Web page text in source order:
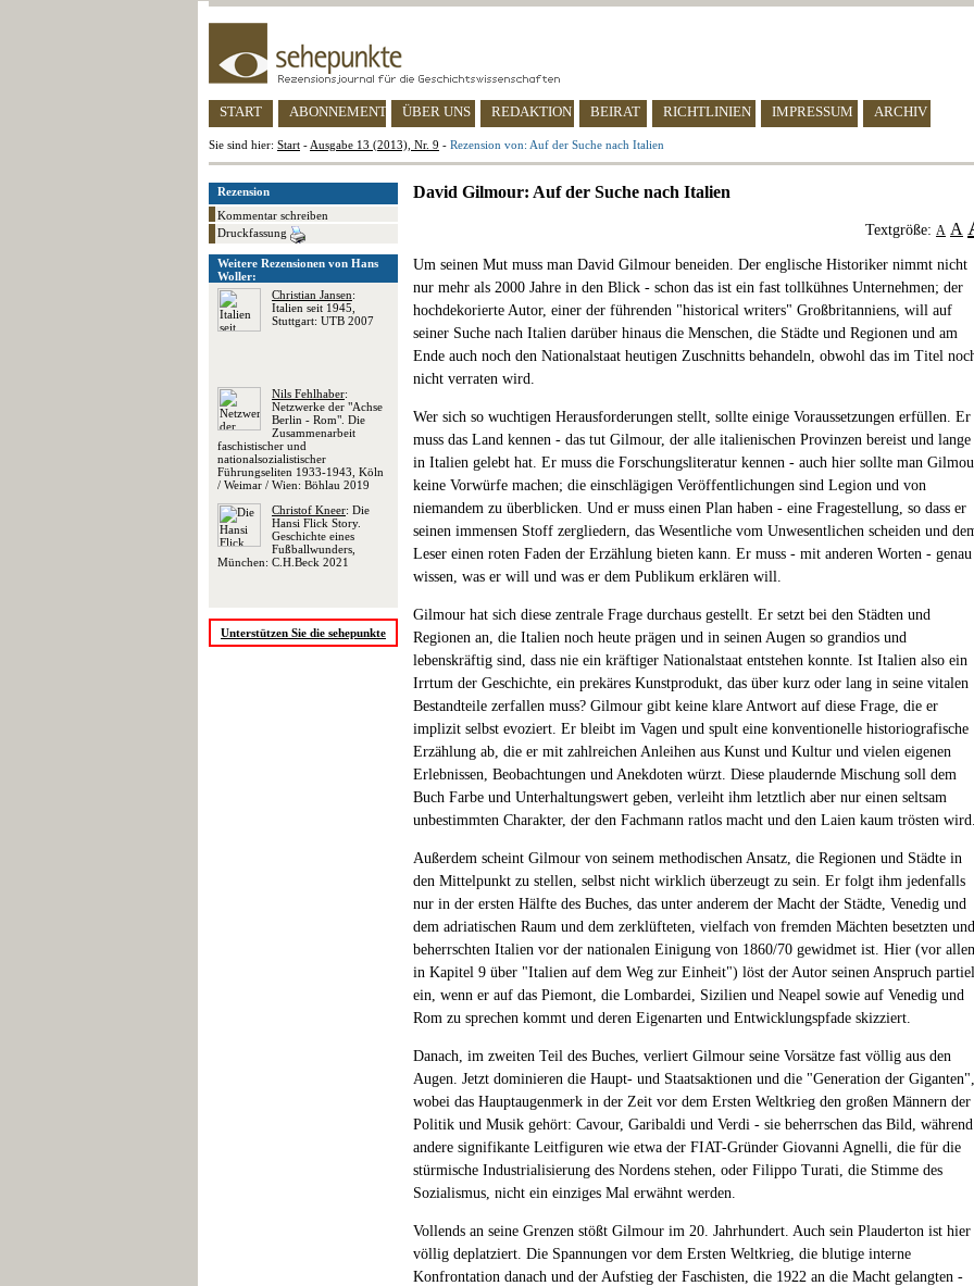
START ABONNEMENT ÜBER UNS REDAKTION BEIRAT RICHTLINIEN IMPRESSUM ARCHIV
Sie sind hier: Start - Ausgabe 13 (2013), Nr. 9 - Rezension von: Auf der Suche nach Italien
Rezension
Kommentar schreiben
Druckfassung
Weitere Rezensionen von Hans
Woller:
Christian Jansen:
Italien seit 1945,
Stuttgart: UTB 2007
Nils Fehlhaber:
Netzwerke der "Achse
Berlin - Rom". Die
Zusammenarbeit
faschistischer und
nationalsozialistischer
Führungseliten 1933-1943, Köln
/ Weimar / Wien: Böhlau 2019
Christof Kneer: Die
Hansi Flick Story.
Geschichte eines
Fußballwunders,
München: C.H.Beck 2021
Unterstützen Sie die sehepunkte
David Gilmour: Auf der Suche nach Italien
Textgröße: A A
Um seinen Mut muss man David Gilmour beneiden. Der englische Historiker nimmt nicht
nur mehr als 2000 Jahre in den Blick - schon das ist ein fast tollkühnes Unternehmen; der
hochdekorierte Autor, einer der führenden "historical writers" Großbritanniens, will auf
seiner Suche nach Italien darüber hinaus die Menschen, die Städte und Regionen und am
Ende auch noch den Nationalstaat heutigen Zuschnitts behandeln, obwohl das im Titel
nicht verraten wird.
Wer sich so wuchtigen Herausforderungen stellt, sollte einige Voraussetzungen erfüllen. Er
muss das Land kennen - das tut Gilmour, der alle italienischen Provinzen bereist und lange
in Italien gelebt hat. Er muss die Forschungsliteratur kennen - auch hier sollte man
keine Vorwürfe machen; die einschlägigen Veröffentlichungen sind Legion und von
niemandem zu überblicken. Und er muss einen Plan haben - eine Fragestellung, so dass er
seinen immensen Stoff zergliedern, das Wesentliche vom Unwesentlichen scheiden und
Leser einen roten Faden der Erzählung bieten kann. Er muss - mit anderen Worten - genau
wissen, was er will und was er dem Publikum erklären will.
Gilmour hat sich diese zentrale Frage durchaus gestellt. Er setzt bei den Städten und
Regionen an, die Italien noch heute prägen und in seinen Augen so grandios und
lebenskräftig sind, dass nie ein kräftiger Nationalstaat entstehen konnte. Ist Italien also ein
Irrtum der Geschichte, ein prekäres Kunstprodukt, das über kurz oder lang in seine vitalen
Bestandteile zerfallen muss? Gilmour gibt keine klare Antwort auf diese Frage, die er
implizit selbst evoziert. Er bleibt im Vagen und spult eine konventionelle historiografische
Erzählung ab, die er mit zahlreichen Anleihen aus Kunst und Kultur und vielen eigenen
Erlebnissen, Beobachtungen und Anekdoten würzt. Diese plaudernde Mischung soll dem
Buch Farbe und Unterhaltungswert geben, verleiht ihm letztlich aber nur einen seltsam
unbestimmten Charakter, der den Fachmann ratlos macht und den Laien kaum trösten
Außerdem scheint Gilmour von seinem methodischen Ansatz, die Regionen und Städte in
den Mittelpunkt zu stellen, selbst nicht wirklich überzeugt zu sein. Er folgt ihm jedenfalls
nur in der ersten Hälfte des Buches, das unter anderem der Macht der Städte, Venedig und
dem adriatischen Raum und dem zerklüfteten, vielfach von fremden Mächten besetzten und
beherrschten Italien vor der nationalen Einigung von 1860/70 gewidmet ist. Hier (vor
in Kapitel 9 über "Italien auf dem Weg zur Einheit") löst der Autor seinen Anspruch
ein, wenn er auf das Piemont, die Lombardei, Sizilien und Neapel sowie auf Venedig und
Rom zu sprechen kommt und deren Eigenarten und Entwicklungspfade skizziert.
Danach, im zweiten Teil des Buches, verliert Gilmour seine Vorsätze fast völlig aus den
Augen. Jetzt dominieren die Haupt- und Staatsaktionen und die "Generation der Giganten",
wobei das Hauptaugenmerk in der Zeit vor dem Ersten Weltkrieg den großen Männern der
Politik und Musik gehört: Cavour, Garibaldi und Verdi - sie beherrschen das Bild, während
andere signifikante Leitfiguren wie etwa der FIAT-Gründer Giovanni Agnelli, die für die
stürmische Industrialisierung des Nordens stehen, oder Filippo Turati, die Stimme des
Sozialismus, nicht ein einziges Mal erwähnt werden.
Vollends an seine Grenzen stößt Gilmour im 20. Jahrhundert. Auch sein Plauderton ist hier
völlig deplatziert. Die Spannungen vor dem Ersten Weltkrieg, die blutige interne
Konfrontation danach und der Aufstieg der Faschisten, die 1922 an die Macht gelangten -